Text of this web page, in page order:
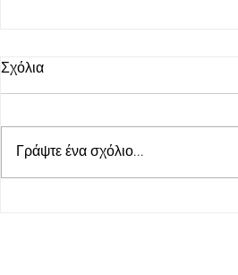
Σχόλια
Γράψτε ένα σχόλιο...